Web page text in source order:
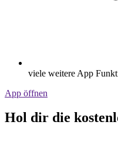
viele weitere App
App öffnen
Hol dir die